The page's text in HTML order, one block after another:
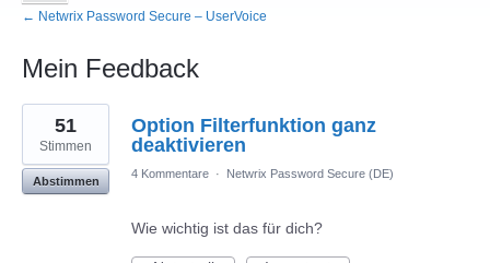
← Netwrix Password Secure – UserVoice
Mein Feedback
1
Ergebnis
gefunden
Option Filterfunktion ganz
deaktivieren
51
Stimmen
Abstimmen
4 Kommentare · Netwrix Password Secure (DE)
Wie wichtig ist das für dich?